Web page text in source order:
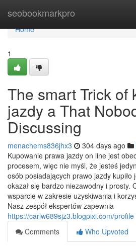
seobookmarkpro
Home
Home
1
The smart Trick of
jazdy a That
Discussing
menachems836jhx3 304 days ago
Kupowanie prawa jazdy on line jest
procesem, więc nie myśl, że jesteś
osób posiadających prawo jazdy
okazał się bardzo niezawodny i prosty.
wsparcie w zakresie uzyskiwania i
Nasz zespół ekspertów zapewnia
https://carlw689sjz3.blogpixi.com/profile
Comments
Who Upvoted